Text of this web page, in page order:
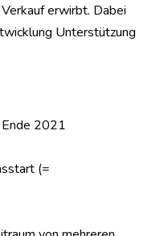
erwirbt. Dabei
Unterstützung
2021
(=